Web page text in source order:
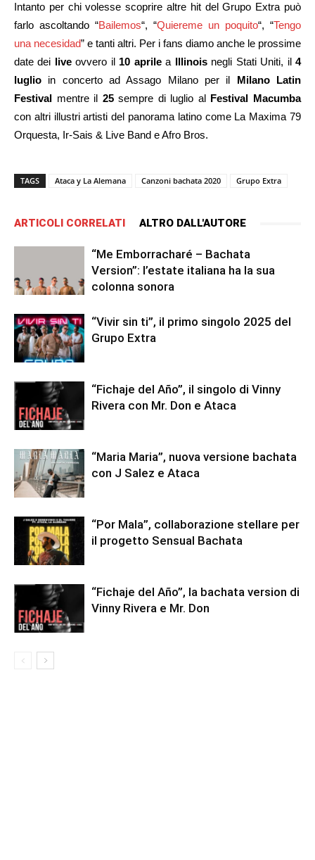
Intanto per chi volesse scoprire altre hit del Grupo Extra può
farlo ascoltando “Bailemos“, “Quiereme un poquito“, “Tengo
una necesidad” e tanti altri. Per i fans diamo anche le prossime
date dei liveovvero il 10 aprilea Illinoisnegli Stati Uniti, il4
luglio in concerto ad Assago Milano per il Milano Latin
Festival mentre il 25sempre di luglio al Festival Macumba
con altri illustri artisti del panorama latino come La Maxima 79
Orquesta, Ir-Sais & Live Band e Afro Bros.
TAGS Ataca y La Alemana Canzoni bachata 2020 Grupo Extra
ARTICOLI CORRELATI ALTRO DALL'AUTORE
“Me Emborracharé – Bachata
Version”: l’estate italiana ha la sua
colonna sonora
“Vivir sin ti”, il primo singolo 2025 del
Grupo Extra
“Fichaje del Año”, il singolo di Vinny
Rivera con Mr. Don e Ataca
“Maria Maria”, nuova versione bachata
con J Salez e Ataca
“Por Mala”, collaborazione stellare per
il progetto Sensual Bachata
“Fichaje del Año”, la bachata version di
Vinny Rivera e Mr. Don